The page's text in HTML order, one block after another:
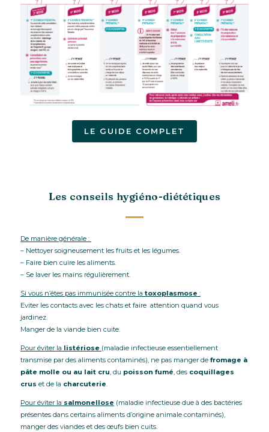
LE GUIDE COMPLET
Les conseils hygiéno-diététiques
De manière générale :
– Nettoyer soigneusement les fruits et les légumes.
– Faire bien cuire les aliments.
– Se laver les mains régulièrement.
Si vous n’êtes pas immunisée contre la toxoplasmose :
Eviter les contacts avec les chats et faire attention quand vous
jardinez.
Manger de la viande bien cuite.
Pour éviter la listériose (maladie infectieuse essentiellement
transmise par des aliments contaminés), ne pas manger de fromage à
pâte molle ou au lait cru, du poisson fumé, des coquillages
crus et de la charcuterie.
Pour éviter la salmonellose (maladie infectieuse due à des bactéries
présentes dans certains aliments d’origine animale contaminés),
manger des viandes et des œufs bien cuits.